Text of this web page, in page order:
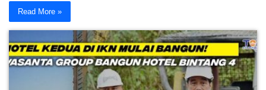
Read More »